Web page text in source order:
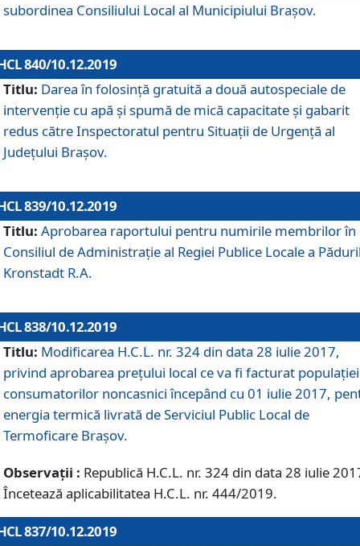
subordinea Consiliului Local al Municipiului Brașov.
840/10.12.2019
Titlu: Darea în folosință gratuită a două autospeciale de
intervenție cu apă și spumă de mică capacitate și gabarit
redus către Inspectoratul pentru Situaţii de Urgenţă al
Judeţului Brașov.
839/10.12.2019
Titlu: Aprobarea raportului pentru numirile membrilor în
Consiliul de Administraţie al Regiei Publice Locale a
Kronstadt R.A.
838/10.12.2019
Titlu: Modificarea H.C.L. nr. 324 din data 28 iulie 2017,
privind aprobarea preţului local ce va fi facturat
consumatorilor noncasnici începând cu 01 iulie 2017,
energia termică livrată de Serviciul Public Local de
Termoficare Braşov.
Observații : Republică H.C.L. nr. 324 din data 28 iulie
Încetează aplicabilitatea H.C.L. nr. 444/2019.
837/10.12.2019